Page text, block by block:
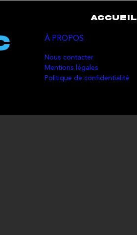
ACCUEIL
À PROPOS
Nous contacter
Mentions légales
Politique de confidentialité